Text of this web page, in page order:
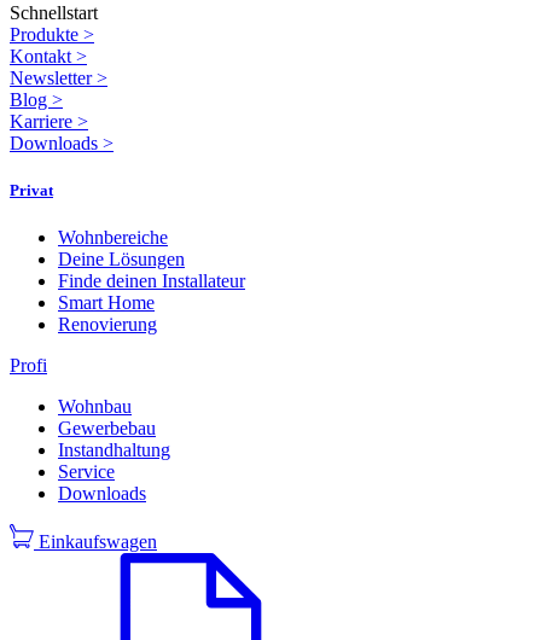
Schnellstart
Produkte >
Kontakt >
Newsletter>
Blog >
Karriere >
Downloads >
Privat
Wohnbereiche
Deine Lösungen
Finde deinen Installateur
Smart Home
Renovierung
Profi
Wohnbau
Gewerbebau
Instandhaltung
Service
Downloads
Einkaufswagen